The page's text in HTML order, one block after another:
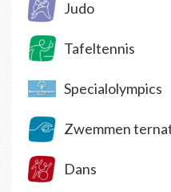
Judo
Tafeltennis
Specialolympics
Zwemmen
Dans